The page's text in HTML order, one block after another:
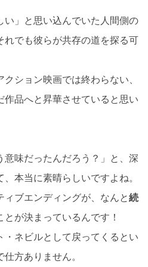
い」と思い込んでいた人間側の
れでも彼らが共存の道を探る可
ション映画では終わらない、
作品へと昇華させていると思い
味だったんだろう？」と、深
本当に素晴らしいですよね。
ブエンディングが、なんと続
とが決まっているんです！
・ネビルとして戻ってくるとい
方ありません。